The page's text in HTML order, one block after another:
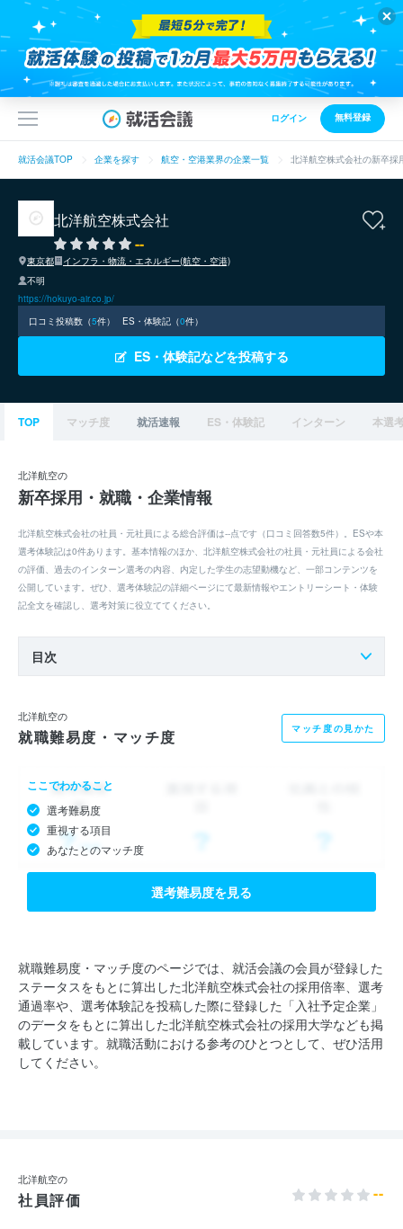
ログイン 無料登録
就活会議TOP 企業を探す 航空・空港業界の企業一覧 北洋航空株式会社の新卒採
北洋航空株式会社
--
東京都
インフラ・物流・エネルギー(航空・空港)
不明
https://hokuyo-air.co.jp/
口コミ投稿数（5件） ES・体験記（0件）
ES・体験記などを投稿する
TOP マッチ度 就活速報 ES・体験記 インターン 本選
北洋航空の
新卒採用・就職・企業情報
北洋航空株式会社の社員・元社員による総合評価は--点です（口コミ回答数5件）。ESや本
選考体験記は0件あります。基本情報のほか、北洋航空株式会社の社員・元社員による会社
の評価、過去のインターン選考の内容、内定した学生の志望動機など、一部コンテンツを
公開しています。ぜひ、選考体験記の詳細ページにて最新情報やエントリーシート・体験
記全文を確認し、選考対策に役立ててください。
目次
北洋航空の
就職難易度・マッチ度 マッチ度の見かた
ここでわかること
選考難易度
重視する項目
あなたとのマッチ度
選考難易度を見る
就職難易度・マッチ度のページでは、就活会議の会員が登録した
ステータスをもとに算出した北洋航空株式会社の採用倍率、選考
通過率や、選考体験記を投稿した際に登録した「入社予定企業」
のデータをもとに算出した北洋航空株式会社の採用大学なども掲
載しています。就職活動における参考のひとつとして、ぜひ活用
してください。
北洋航空の
社員評価 --